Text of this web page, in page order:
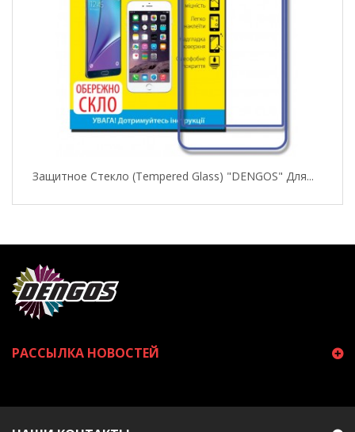
Защитное Стекло (Tempered Glass) "DENGOS" Для...
РАССЫЛКА НОВОСТЕЙ